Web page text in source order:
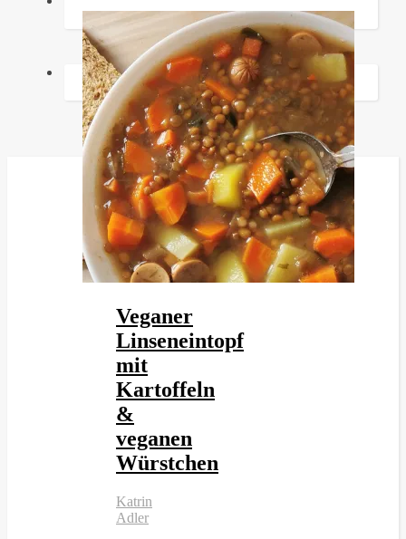
Veganer
Linseneintopf
mit
Kartoffeln
&
veganen
Würstchen
Katrin
Adler